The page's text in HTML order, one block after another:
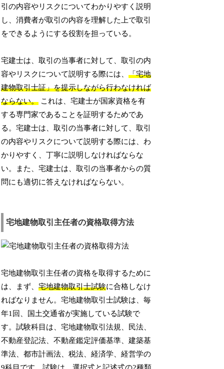
引の内容やリスクについてわかりやすく説明
し、消費者が取引の内容を理解した上で取引
をできるようにする役割を担っている。
宅建士は、取引の当事者に対して、取引の内
容やリスクについて説明する際には、「宅地
建物取引士証」を提示しながら行わなければ
ならない。 これは、宅建士が国家資格を有
する専門家であることを証明するためであ
る。宅建士は、取引の当事者に対して、取引
の内容やリスクについて説明する際には、わ
かりやすく、丁寧に説明しなければならな
い。また、宅建士は、取引の当事者からの質
問にも適切に答えなければならない。
宅地建物取引主任者の資格取得方法
宅地建物取引主任者の資格を取得するために
は、まず、宅地建物取引士試験に合格しなけ
ればなりません。宅地建物取引士試験は、毎
年1回、国土交通省が実施している試験で
す。試験科目は、宅地建物取引法規、民法、
不動産登記法、不動産鑑定評価基準、建築基
準法、都市計画法、税法、経済学、経営学の